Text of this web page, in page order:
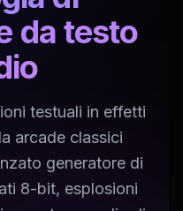
da testo
testuali in effetti
arcade classici
generatore di
8-bit, esplosioni